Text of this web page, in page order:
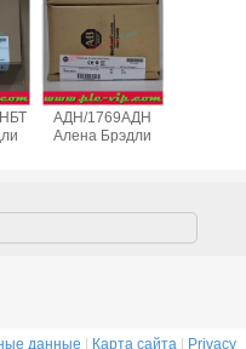
ПЛК 1769-
АДН/1769АДН
Алена Брэдли
данные Карта сайта Privacy